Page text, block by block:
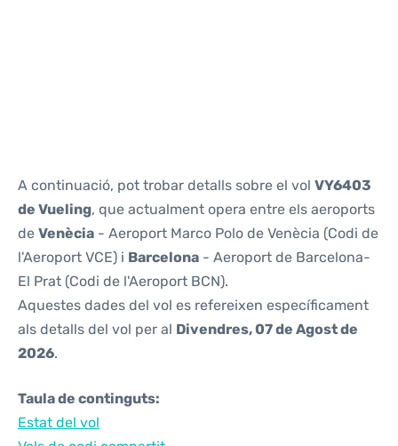
A continuació, pot trobar detalls sobre el vol VY6403
de Vueling, que actualment opera entre els aeroports
de Venècia - Aeroport Marco Polo de Venècia (Codi de
l'Aeroport VCE) i Barcelona - Aeroport de Barcelona-
El Prat (Codi de l'Aeroport BCN).
Aquestes dades del vol es refereixen específicament
als detalls del vol per al Divendres, 07 de Agost de
2026.
Taula de continguts:
Estat del vol